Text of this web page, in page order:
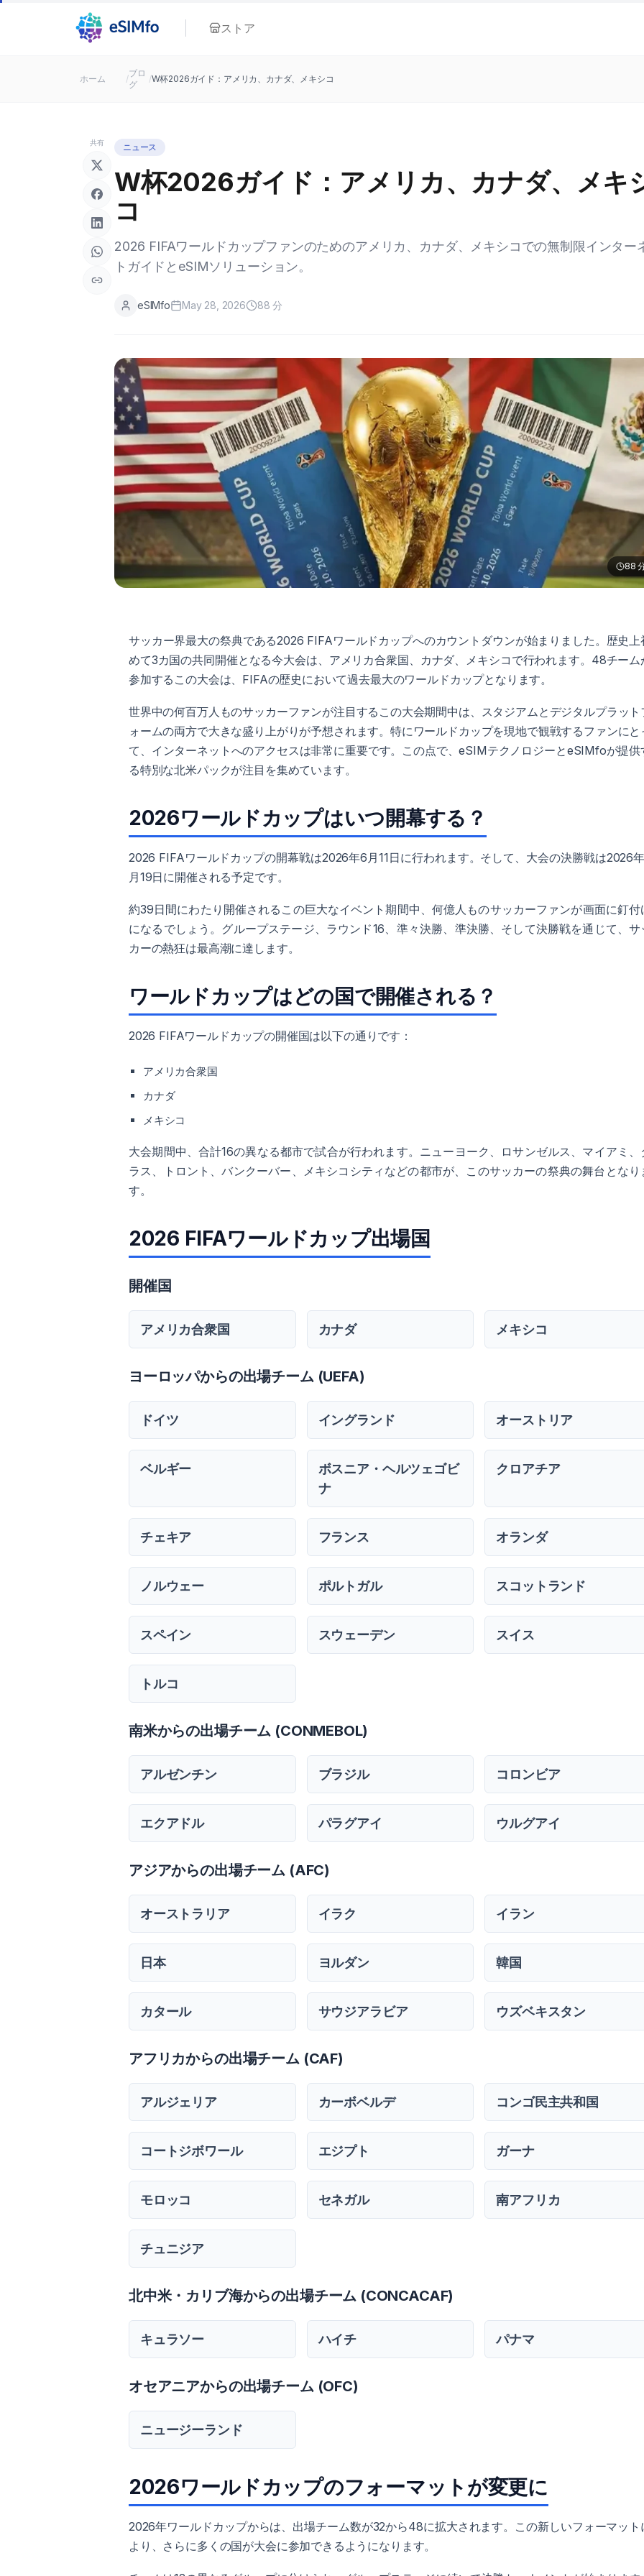
ストア
ホーム /
ブロ
グ
/W杯2026ガイド：アメリカ、カナダ、メキシコ
共有 ニュース
W杯2026ガイド：アメリカ、カナダ、メキ
コ
2026 FIFAワールドカップファンのためのアメリカ、カナダ、メキシコでの無制限インター
トガイドとeSIMソリューション。
eSIMfo May 28, 2026 88 分
88
サッカー界最大の祭典である2026 FIFAワールドカップへのカウントダウンが始まりました。歴史上
めて3カ国の共同開催となる今大会は、アメリカ合衆国、カナダ、メキシコで行われます。48チーム
参加するこの大会は、FIFAの歴史において過去最大のワールドカップとなります。
世界中の何百万人ものサッカーファンが注目するこの大会期間中は、スタジアムとデジタルプラット
ォームの両方で大きな盛り上がりが予想されます。特にワールドカップを現地で観戦するファンにと
て、インターネットへのアクセスは非常に重要です。この点で、eSIMテクノロジーとeSIMfoが提供
る特別な北米パックが注目を集めています。
2026ワールドカップはいつ開幕する？
2026 FIFAワールドカップの開幕戦は2026年6月11日に行われます。そして、大会の決勝戦は2026
月19日に開催される予定です。
約39日間にわたり開催されるこの巨大なイベント期間中、何億人ものサッカーファンが画面に釘付
になるでしょう。グループステージ、ラウンド16、準々決勝、準決勝、そして決勝戦を通じて、サ
カーの熱狂は最高潮に達します。
ワールドカップはどの国で開催される？
2026 FIFAワールドカップの開催国は以下の通りです：
アメリカ合衆国
カナダ
メキシコ
大会期間中、合計16の異なる都市で試合が行われます。ニューヨーク、ロサンゼルス、マイアミ、
ラス、トロント、バンクーバー、メキシコシティなどの都市が、このサッカーの祭典の舞台となり
す。
2026 FIFAワールドカップ出場国
開催国
アメリカ合衆国 カナダ メキシコ
ヨーロッパからの出場チーム (UEFA)
ドイツ イングランド オーストリア
ベルギー
ボスニア・ヘルツェゴビ
ナ
クロアチア
チェキア フランス オランダ
ノルウェー ポルトガル スコットランド
スペイン スウェーデン スイス
トルコ
南米からの出場チーム (CONMEBOL)
アルゼンチン ブラジル コロンビア
エクアドル パラグアイ ウルグアイ
アジアからの出場チーム (AFC)
オーストラリア イラク イラン
日本 ヨルダン 韓国
カタール サウジアラビア ウズベキスタン
アフリカからの出場チーム (CAF)
アルジェリア カーボベルデ コンゴ民主共和国
コートジボワール エジプト ガーナ
モロッコ セネガル 南アフリカ
チュニジア
北中米・カリブ海からの出場チーム (CONCACAF)
キュラソー ハイチ パナマ
オセアニアからの出場チーム (OFC)
ニュージーランド
2026ワールドカップのフォーマットが変更に
2026年ワールドカップからは、出場チーム数が32から48に拡大されます。この新しいフォーマット
より、さらに多くの国が大会に参加できるようになります。